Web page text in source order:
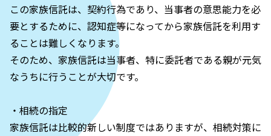
この家族信託は、契約行為であり、当事者の意思能力を必
要とするために、認知症等になってから家族信託を利用す
ることは難しくなります。
そのため、家族信託は当事者、特に委託者である親が元気
なうちに行うことが大切です。
・相続の指定
家族信託は比較的新しい制度ではありますが、相続対策に